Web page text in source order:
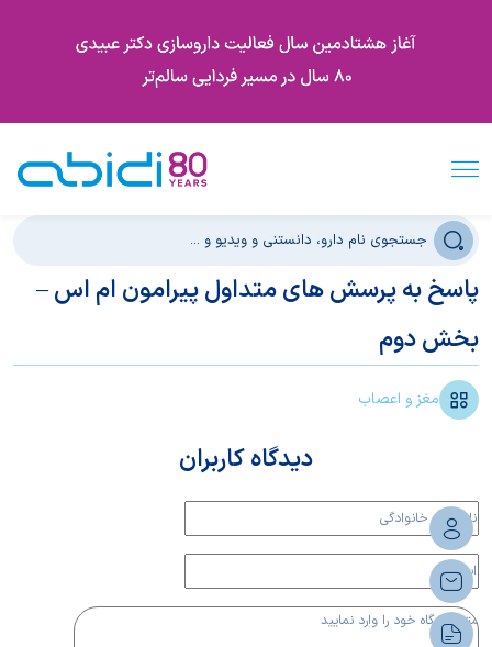
پاسخ به پرسش های متداول پیرامون ام اس –
بخش دوم
مغز و اعصاب
دیدگاه کاربران